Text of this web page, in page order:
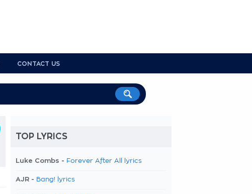
CONTACT US
TOP LYRICS
Luke Combs - Forever After All lyrics
AJR - Bang! lyrics